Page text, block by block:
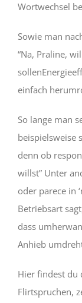
Wortwechsel
Sowie man
“Na, Praline,
einfach
So lange man
beispielsweise
denn ob
willst” Unter
oder parece in
Betriebsart
dass
Anhieb
Hier findest du
Flirtspruchen,